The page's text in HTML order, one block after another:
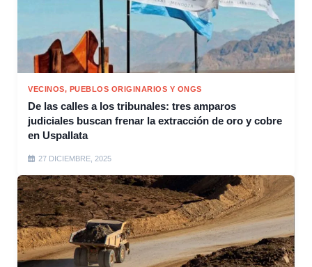
VECINOS, PUEBLOS ORIGINARIOS Y ONGS
De las calles a los tribunales: tres amparos
judiciales buscan frenar la extracción de oro y cobre
en Uspallata
27 DICIEMBRE, 2025